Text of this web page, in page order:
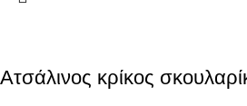
Ατσάλινος κρίκος